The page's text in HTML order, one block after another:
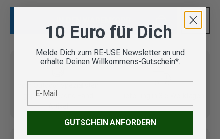
geprüfte Second Hand
Artikel
10 Euro für Dich
Melde Dich zum RE-USE Newsletter an und
erhalte Deinen Willkommens-Gutschein*.
GUTSCHEIN ANFORDERN